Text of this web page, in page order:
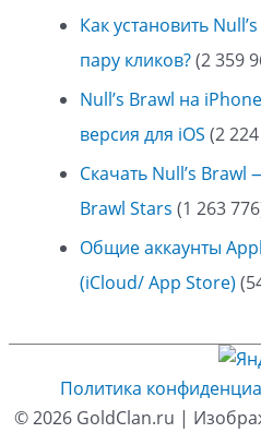
Как установить
пару кликов?(2 359
Null’s Brawl на
версия для iOS (2
Скачать Null’s
Brawl Stars (1 263
Общие аккаунты
(iCloud/ App Store)
Политика
© 2026 GoldClan.ru |